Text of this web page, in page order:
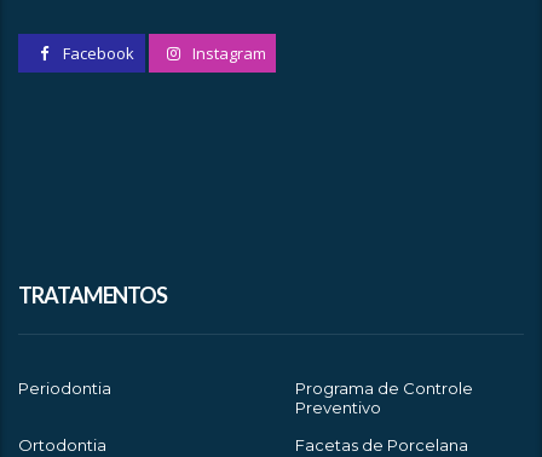
Facebook Instagram
TRATAMENTOS
Periodontia
Programa de Controle
Preventivo
Ortodontia
Facetas de Porcelana